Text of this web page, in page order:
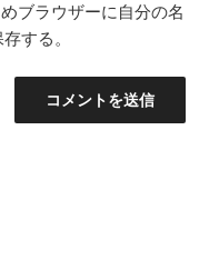
ブラウザーに自分の名
する。